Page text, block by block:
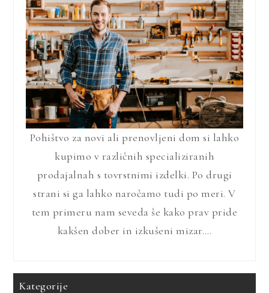
Pohištvo za novi ali prenovljeni dom si lahko
kupimo v različnih specializiranih
prodajalnah s tovrstnimi izdelki. Po drugi
strani si ga lahko naročamo tudi po meri. V
tem primeru nam seveda še kako prav pride
kakšen dober in izkušeni mizar.…
Kategorije